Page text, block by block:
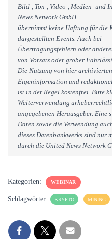
Bild-, Ton-, Video-, Medien- und
News Network GmbH
übernimmt keine Haftung für die
dargestellten Events. Auch bei
Übertragungsfehlern oder
von Vorsatz oder grober
Die Nutzung von hier
Eigeninformation und
ist in der Regel kostenfrei. Bitte
Weiterverwendung
angegebenen Herausgeber. Eine
Daten sowie die Verwendung
dieses Datenbankwerks sind nur
durch die United News Network
Kategorien: WEBINAR
Schlagwörter: KRYPTO MINING